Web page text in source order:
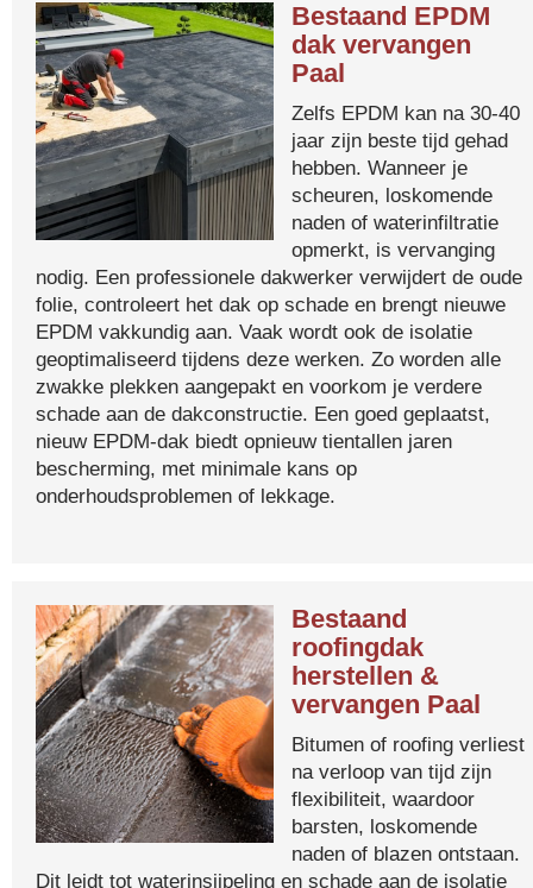
Bestaand EPDM
dak vervangen
Paal
Zelfs EPDM kan na 30-40
jaar zijn beste tijd gehad
hebben. Wanneer je
scheuren, loskomende
naden of waterinfiltratie
opmerkt, is vervanging
nodig. Een professionele dakwerker verwijdert de oude
folie, controleert het dak op schade en brengt nieuwe
EPDM vakkundig aan. Vaak wordt ook de isolatie
geoptimaliseerd tijdens deze werken. Zo worden alle
zwakke plekken aangepakt en voorkom je verdere
schade aan de dakconstructie. Een goed geplaatst,
nieuw EPDM-dak biedt opnieuw tientallen jaren
bescherming, met minimale kans op
onderhoudsproblemen of lekkage.
Bestaand
roofingdak
herstellen &
vervangen Paal
Bitumen of roofing verliest
na verloop van tijd zijn
flexibiliteit, waardoor
barsten, loskomende
naden of blazen ontstaan.
Dit leidt tot waterinsijpeling en schade aan de isolatie